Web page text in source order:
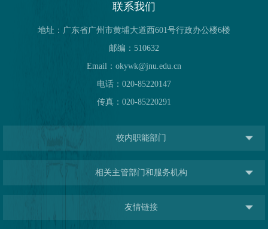
联系我们
地址：广东省广州市黄埔大道西601号行政办公楼6楼
邮编：510632
Email：okywk@jnu.edu.cn
电话：020-85220147
传真：020-85220291
校内职能部门
相关主管部门和服务机构
友情链接